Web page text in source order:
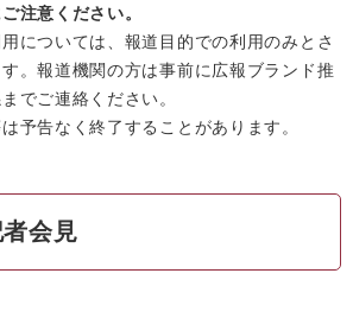
注意ください。
については、報道目的での利用のみとさ
。報道機関の方は事前に広報ブランド推
でご連絡ください。
予告なく終了することがあります。
会見